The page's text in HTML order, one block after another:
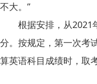
不大。”
根据安排，从2021年
分。按规定，第一次考
算英语科目成绩时，取